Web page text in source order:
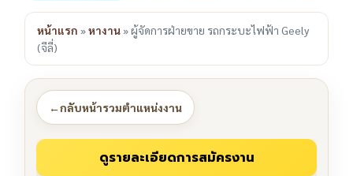
ac
e
b
o
o
k
n
e
m
ai
l
o
py
Li
n
h
e
หน้าแรก »หางาน »ผู้จัดการฝ่ายขาย รถกระบะไฟฟ้า Geely
(จีลี่)
←กลับหน้ารวมตำแหน่งงาน